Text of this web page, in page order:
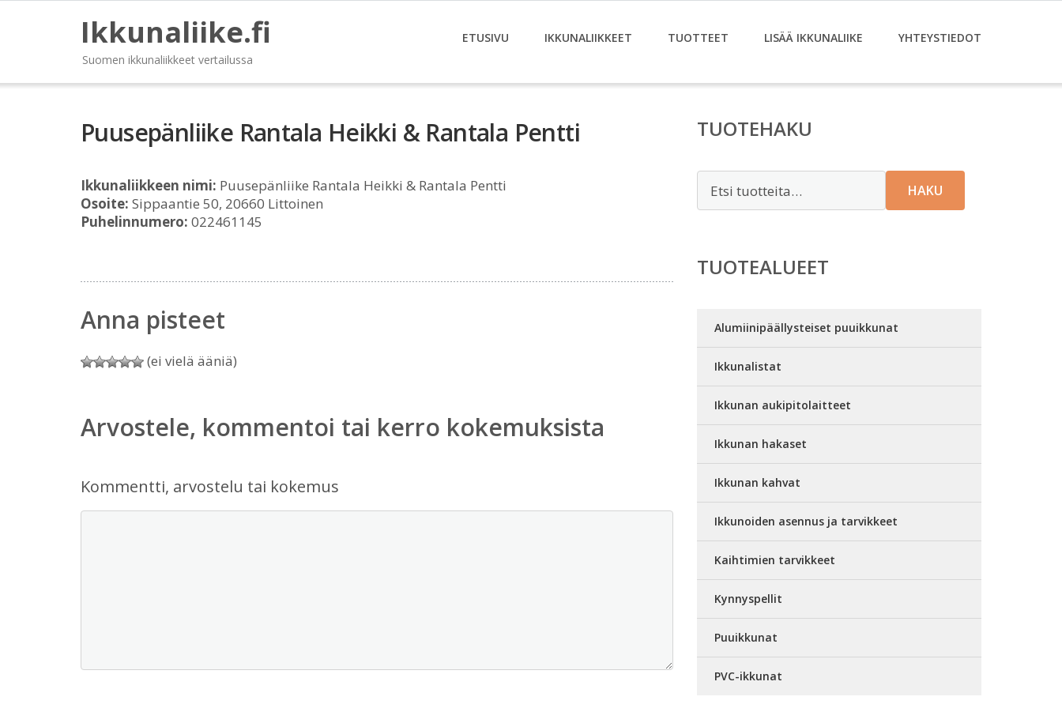
Ikkunaliike.fi
Suomen ikkunaliikkeet vertailussa
ETUSIVU IKKUNALIIKKEET TUOTTEET LISÄÄ IKKUNALIIKE YHTEYSTIEDOT
Puusepänliike Rantala Heikki & Rantala Pentti
Ikkunaliikkeen nimi: Puusepänliike Rantala Heikki & Rantala Pentti
Osoite: Sippaantie 50, 20660 Littoinen
Puhelinnumero: 022461145
Anna pisteet
(ei vielä ääniä)
Arvostele, kommentoi tai kerro kokemuksista
Kommentti, arvostelu tai kokemus
TUOTEHAKU
HAKU
TUOTEALUEET
Alumiinipäällysteiset puuikkunat
Ikkunalistat
Ikkunan aukipitolaitteet
Ikkunan hakaset
Ikkunan kahvat
Ikkunoiden asennus ja tarvikkeet
Kaihtimien tarvikkeet
Kynnyspellit
Puuikkunat
PVC-ikkunat